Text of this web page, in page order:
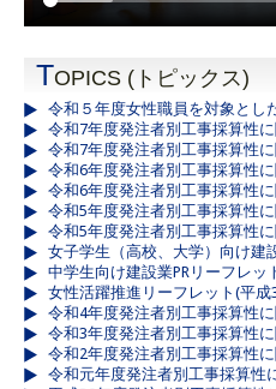
TOPICS (トピックス)
令和５年度女性職員を対象とし
令和7年度発注者別工事採算性
令和7年度発注者別工事採算性
令和6年度発注者別工事採算性
令和6年度発注者別工事採算性
令和5年度発注者別工事採算性
令和5年度発注者別工事採算性
女子学生（高校、大学）向け建
中学生向け建設業PRリーフレッ
女性活躍推進リーフレット(平成
令和4年度発注者別工事採算性
令和3年度発注者別工事採算性
令和2年度発注者別工事採算性
令和元年度発注者別工事採算性